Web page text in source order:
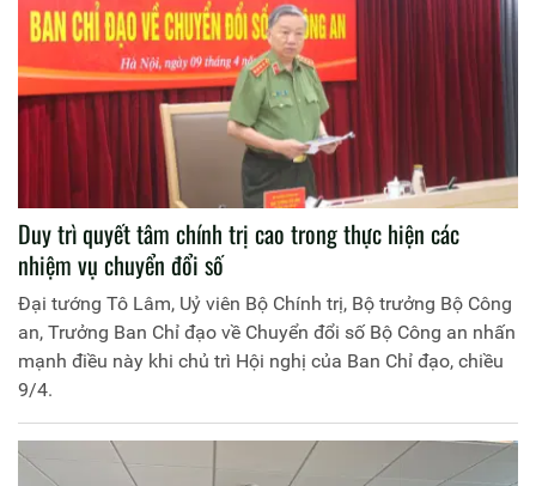
Duy trì quyết tâm chính trị cao trong thực hiện các
nhiệm vụ chuyển đổi số
Đại tướng Tô Lâm, Uỷ viên Bộ Chính trị, Bộ trưởng Bộ Công
an, Trưởng Ban Chỉ đạo về Chuyển đổi số Bộ Công an nhấn
mạnh điều này khi chủ trì Hội nghị của Ban Chỉ đạo, chiều
9/4.